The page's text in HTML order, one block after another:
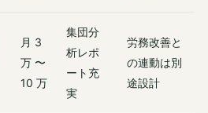
月 3
万 〜
10 万
集団分
析レポ
ート充
実
労務改善と
の連動は別
途設計